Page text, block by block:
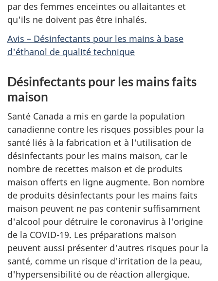
par des femmes enceintes ou allaitantes et
qu'ils ne doivent pas être inhalés.
Avis – Désinfectants pour les mains à base
d'éthanol de qualité technique
Désinfectants pour les mains faits
maison
Santé Canada a mis en garde la population
canadienne contre les risques possibles pour la
santé liés à la fabrication et à l'utilisation de
désinfectants pour les mains maison, car le
nombre de recettes maison et de produits
maison offerts en ligne augmente. Bon nombre
de produits désinfectants pour les mains faits
maison peuvent ne pas contenir suffisamment
d'alcool pour détruire le coronavirus à l'origine
de la COVID-19. Les préparations maison
peuvent aussi présenter d'autres risques pour la
santé, comme un risque d'irritation de la peau,
d'hypersensibilité ou de réaction allergique.